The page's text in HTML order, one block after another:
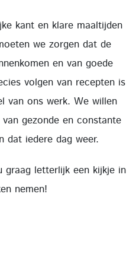
kant en klare maaltijden
we zorgen dat de
en van goede
volgen van recepten is
van ons werk. We willen
gezonde en constante
dat iedere dag weer.
graag letterlijk een kijkje in
nemen!